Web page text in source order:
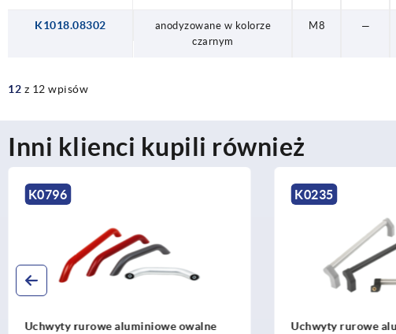
K1018.08302
anodyzowane w kolorze
czarnym
M8 —
12 z 12 wpisów
Inni klienci kupili również
K0796
Uchwyty rurowe aluminiowe owalne
K0235
Uchwyty rurowe